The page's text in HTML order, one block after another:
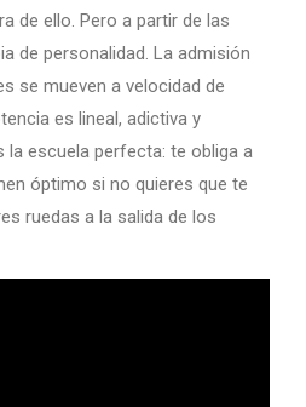
de ello. Pero a partir de las
de personalidad. La admisión
se mueven a velocidad de
es lineal, adictiva y
la escuela perfecta: te obliga a
óptimo si no quieres que te
ruedas a la salida de los